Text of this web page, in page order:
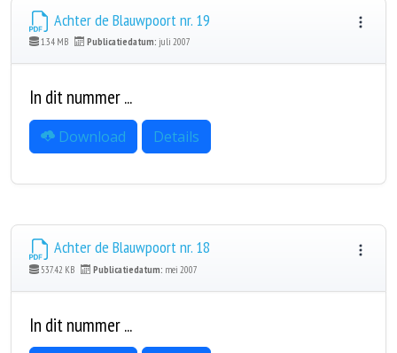
Achter de Blauwpoort nr. 19
1.34 MB Publicatiedatum: juli 2007
In dit nummer ...
Download Details
Achter de Blauwpoort nr. 18
537.42 KB Publicatiedatum: mei 2007
In dit nummer ...